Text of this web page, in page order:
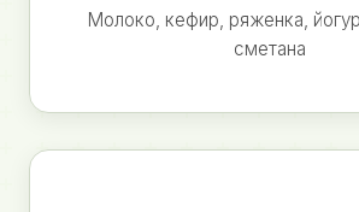
Молоко, кефир, ряженка,
сметана